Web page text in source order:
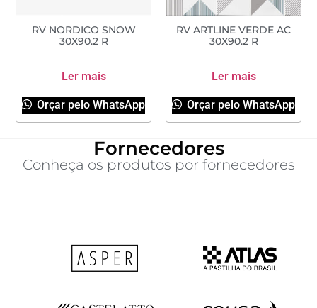
RV NORDICO SNOW
30X90.2 R
Ler mais
Orçar pelo WhatsApp
RV ARTLINE VERDE AC
30X90.2 R
Ler mais
Orçar pelo WhatsApp
Fornecedores
Conheça os produtos por fornecedores